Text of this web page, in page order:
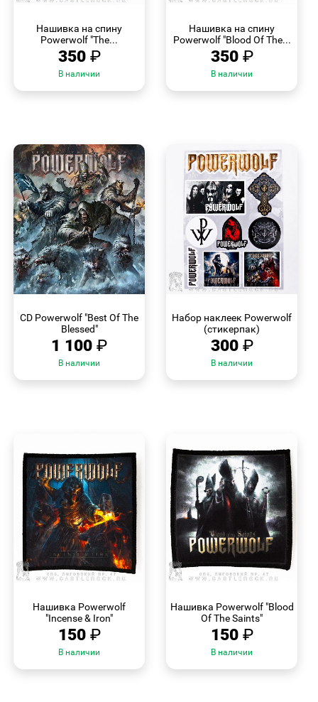
Нашивка на спину
Powerwolf "The...
350 ₽
В наличии
Нашивка на спину
Powerwolf "Blood Of The...
350 ₽
В наличии
CD Powerwolf "Best Of The
Blessed"
1 100 ₽
В наличии
Набор наклеек Powerwolf
(стикерпак)
300 ₽
В наличии
Нашивка Powerwolf
"Incense & Iron"
150 ₽
В наличии
Нашивка Powerwolf "Blood
Of The Saints"
150 ₽
В наличии